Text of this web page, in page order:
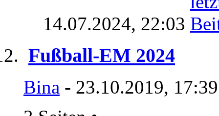
14.07.2024, 22:03
Fußball-EM 2024
Bina - 23.10.2019,